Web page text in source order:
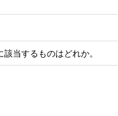
当するものはどれか。